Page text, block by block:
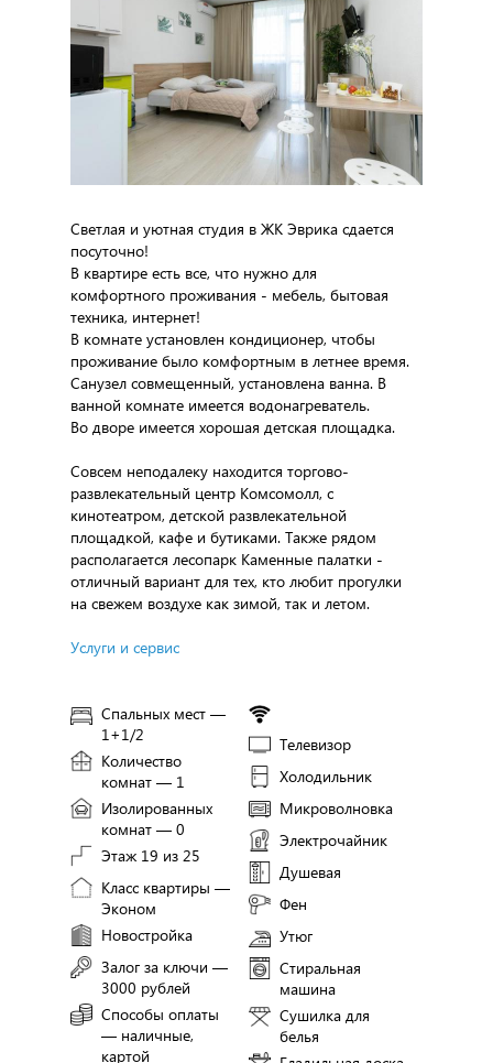
Светлая и уютная студия в ЖК Эврика сдается
посуточно!
В квартире есть все, что нужно для
комфортного проживания - мебель, бытовая
техника, интернет!
В комнате установлен кондиционер, чтобы
проживание было комфортным в летнее время.
Санузел совмещенный, установлена ванна. В
ванной комнате имеется водонагреватель.
Во дворе имеется хорошая детская площадка.
Совсем неподалеку находится торгово-
развлекательный центр Комсомолл, с
кинотеатром, детской развлекательной
площадкой, кафе и бутиками. Также рядом
располагается лесопарк Каменные палатки -
отличный вариант для тех, кто любит прогулки
на свежем воздухе как зимой, так и летом.
Услуги и сервис
Спальных мест —
1+1/2
Количество
комнат — 1
Изолированных
комнат — 0
Этаж 19 из 25
Класс квартиры —
Эконом
Новостройка
Залог за ключи —
3000 рублей
Способы оплаты
— наличные,
картой
Телевизор
Холодильник
Микроволновка
Электрочайник
Душевая
Фен
Утюг
Стиральная
машина
Сушилка для
белья